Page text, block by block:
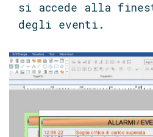
si accede alla
degli eventi.